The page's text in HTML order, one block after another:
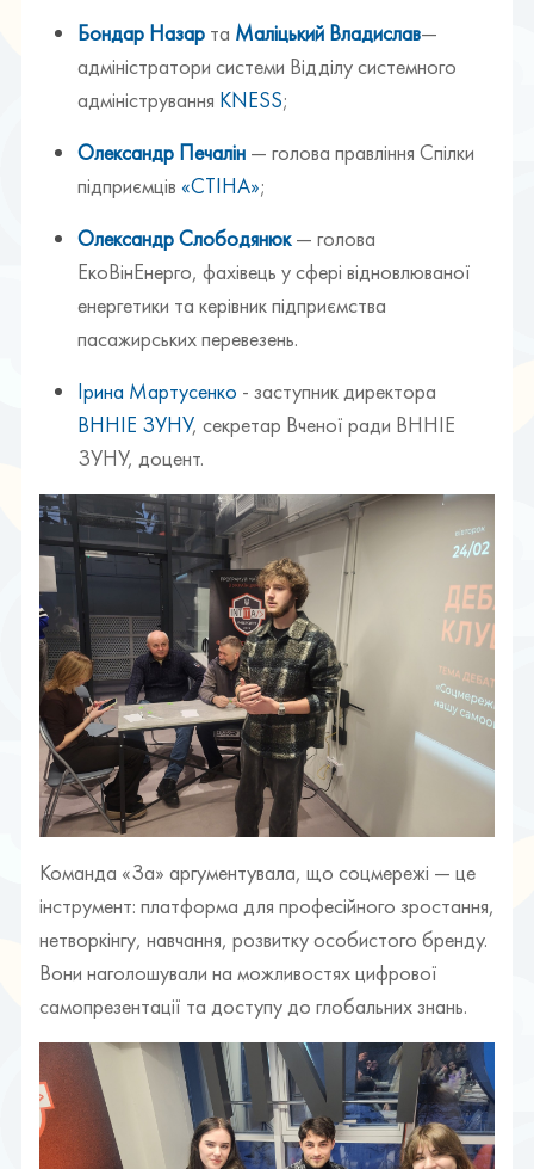
Бондар Назар та Маліцький Владислав—
адміністратори системи Відділу системного
адміністрування KNESS;
Олександр Печалін — голова правління Спілки
підприємців «СТІНА»;
Олександр Слободянюк— голова
ЕкоВінЕнерго, фахівець у сфері відновлюваної
енергетики та керівник підприємства
пасажирських перевезень.
Ірина Мартусенко - заступник директора
ВННІЕ ЗУНУ, секретар Вченої ради ВННІЕ
ЗУНУ, доцент.
Команда «За» аргументувала, що соцмережі — це
інструмент: платформа для професійного зростання,
нетворкінгу, навчання, розвитку особистого бренду.
Вони наголошували на можливостях цифрової
самопрезентації та доступу до глобальних знань.